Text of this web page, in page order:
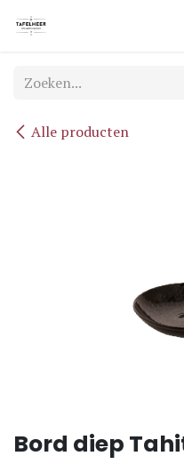
Alle producten
Bord diep